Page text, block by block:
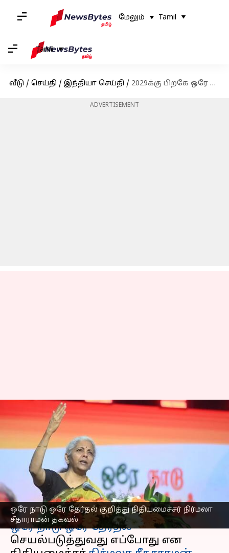
மேலும் Tamil
Tamil
வீடு / செய்தி / இந்தியா செய்தி / 2029க்கு பிறகே ஒரே நாடு ஒரே தேர்தல் அமல்; நிதியமைச்சர் நிர்மலா சீதாராமன் தகவல்
ADVERTISEMENT
ஒரே நாடு ஒரே தேர்தல் குறித்து நிதியமைச்சர் நிர்மலா
சீதாராமன் தகவல்
2029க்கு பிறகே ஒரே நாடு
ஒரே தேர்தல் அமல்;
நிதியமைச்சர் நிர்மலா
சீதாராமன் தகவல்
எழுதியவர் Sekar Chinnappan Apr 05, 2025 06:55 pm
செய்தி முன்னோட்டம்
ஒரே நாடு ஒரே தேர்தல்
செயல்படுத்துவது எப்போது என